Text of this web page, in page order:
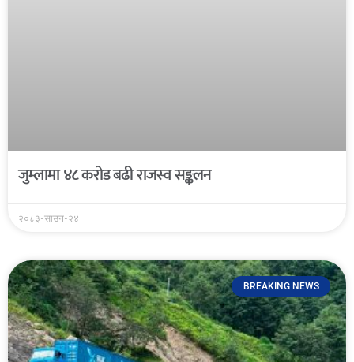
जुम्लामा ४८ करोड बढी राजस्व सङ्कलन
२०८३-साउन-२४
BREAKING NEWS